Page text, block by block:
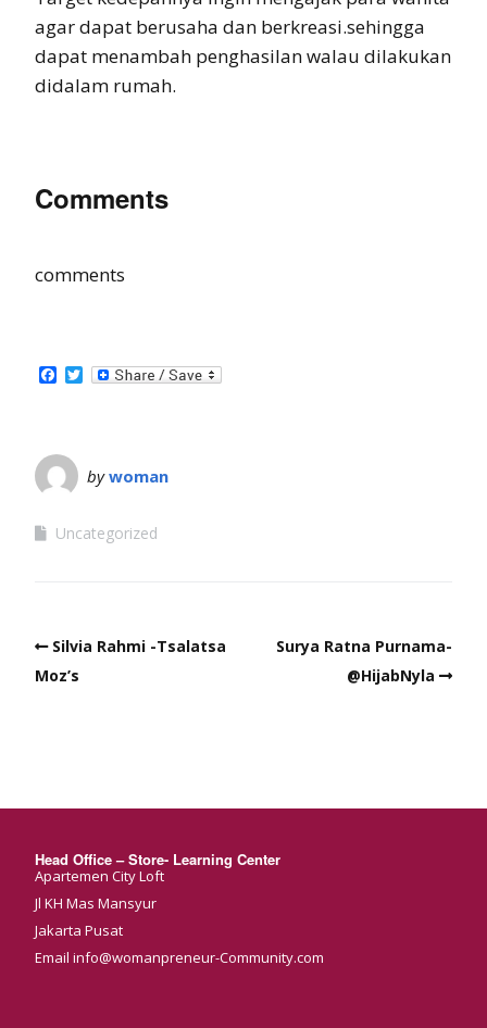
agar dapat berusaha dan berkreasi.sehingga
dapat menambah penghasilan walau dilakukan
didalam rumah.
Comments
comments
Facebook
Twitter
bywoman
Uncategorized
Silvia Rahmi -Tsalatsa
Moz’s
Surya Ratna Purnama-
@HijabNyla
Head Office – Store- Learning Center
Apartemen City Loft
Jl KH Mas Mansyur
Jakarta Pusat
Email info@womanpreneur-Community.com